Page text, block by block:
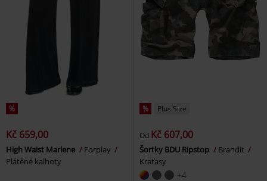
%
Kč 659,00
High Waist Marlene
Forplay
Plátěné kalhoty
% Plus Size
Od Kč 607,00
Šortky BDU Ripstop
Brandit
Kraťasy
+4